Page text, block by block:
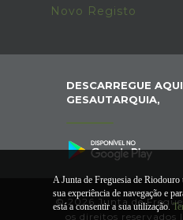
Novo Registo
DESCARREGUE
GESAUTARQUIA,
© 2026 Junta de
os direitos reservados |
A Junta de Freguesia de
sua experiência de navegação e
está a consentir a sua utilização.